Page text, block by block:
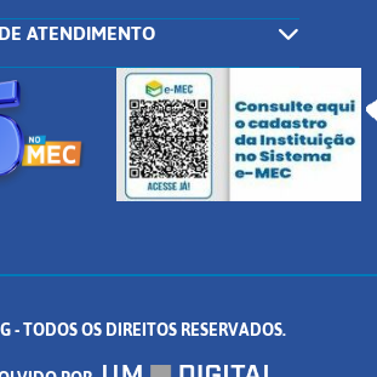
ATENDIMENTO
- TODOS OS DIREITOS RESERVADOS.